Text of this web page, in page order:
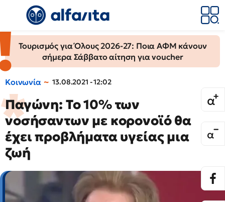
Τουρισμός για Όλους 2026-27: Ποια ΑΦΜ κάνουν
σήμερα Σάββατο αίτηση για voucher
Κοινωνία 13.08.2021 - 12:02
Παγώνη: Το 10% των
νοσήσαντων με κορονοϊό θα
έχει προβλήματα υγείας μια
ζωή